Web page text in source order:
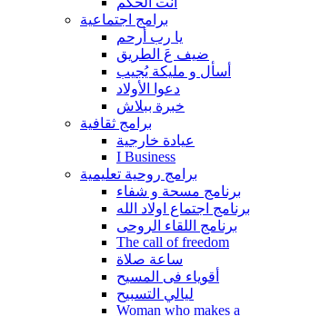
برامج اجتماعية
يا رب أرحم
ضيف عَ الطريق
أسأل و مليكة يُجيب
دعوا الأولاد
خبرة ببلاش
برامج ثقافية
عيادة خارجية
I Business
برامج روحية تعليمية
برنامج مسحة و شفاء
برنامج اجتماع اولاد الله
برنامج اللقاء الروحى
The call of freedom
ساعة صلاة
أقوياء فى المسيح
ليالي التسبيح
Woman who makes a